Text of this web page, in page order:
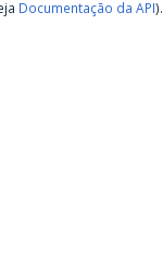
Documentação da API).